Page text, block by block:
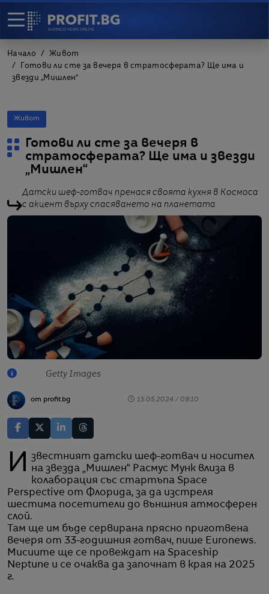
Начало
Живот
Готови ли сте за вечеря в стратосферата? Ще има и
звезди „Мишлен“
Живот
Готови ли сте за вечеря в
стратосферата? Ще има и звезди
„Мишлен“
Датски шеф-готвач пренася своята кухня в Космоса
с акцент върху спасяването на планетата
Getty Images
от profit.bg 15.05.2024 / 09:10
Известният датски шеф-готвач и носител
на звезда „Мишлен“ Расмус Мунк влиза в
колаборация със стартъпа Space
Perspective от Флорида, за да изстреля
шестима посетители до външния атмосферен
слой.
Там ще им бъде сервирана прясно приготвена
вечеря от 33-годишния готвач, пише Euronews.
Мисиите ще се провеждат на Spaceship
Neptune и се очаква да започнат в края на 2025
г.